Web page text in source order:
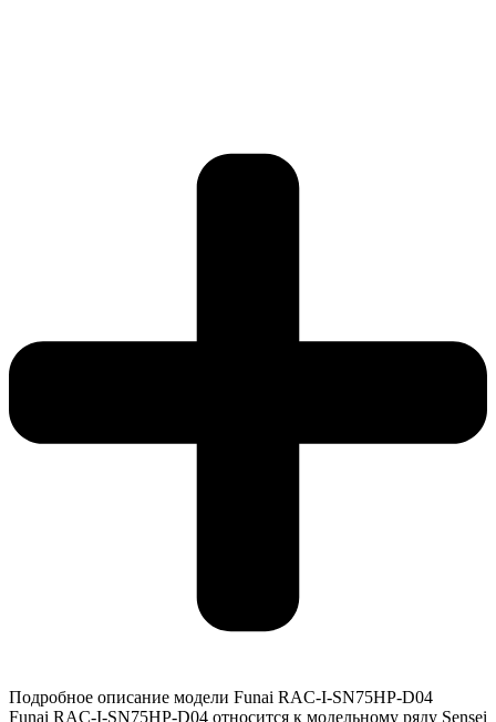
Подробное описание модели Funai RAC-I-SN75HP-D04
Funai RAC-I-SN75HP-D04 относится к модельному ряду Sensei